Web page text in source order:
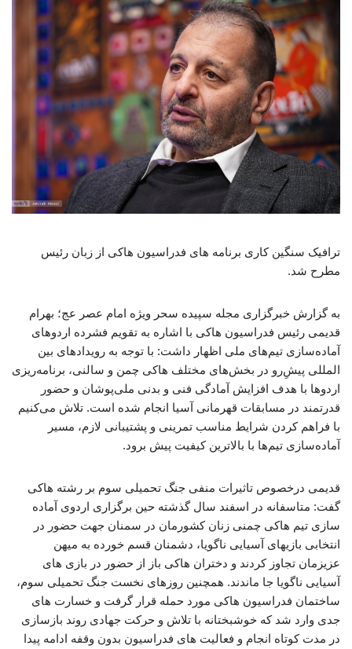
ترافیک سنگین کاری برنامه های فدراسیون هاکی از زبان رئیس
مطرح شد.
به گزارش خبرگزاری مجله سپیده سحر ویژه امام عصر عج؛ بهرام
قدیمی رئیس فدراسیون هاکی با اشاره به تقویم فشرده اردوهای
آماده‌سازی تیم‌های ملی اظهار داشت: با توجه به رویدادهای بین
المللی پیشِ‌رو در بخش‌های مختلف هاکی چمن و سالنی، برنامه‌ریزی
اردوها با هدف افزایش آمادگی فنی و بدنی ملی‌پوشان و حضور
قدرتمند در مسابقات قهرمانی آسیا انجام شده است. تلاش می‌کنیم
با فراهم کردن شرایط مناسب تمرینی و پشتیبانی لازم، مسیر
آماده‌سازی تیم‌ها با بالاترین کیفیت پیش برود.
قدیمی درخصوص تاثیرات منفی جنگ تحمیلی سوم بر رشته هاکی
گفت: متاسفانه در اسفند سال گذشته حین برگزاری اردوی آماده
سازی تیم هاکی چمنی زنان کشورمان در سمنان جهت حضور در
انتخابی بازیهای آسیایی ناگویا، دشمنان قسم خورده به میهن
عزیزمان تجاوز کردند و دختران هاکی باز از حضور در بازی های
آسیایی ناگویا جا ماندند. همچنین روزهای نخست جنگ تحمیلی سوم،
ساختمان فدراسیون هاکی مورد حمله قرار گرفت و خسارت های
جدی وارد شد که خوشبختانه با تلاش و حرکت جهادی روند بازسازی
در مدت کوتاه انجام و فعالیت های فدراسیون بدون وقفه ادامه پیدا